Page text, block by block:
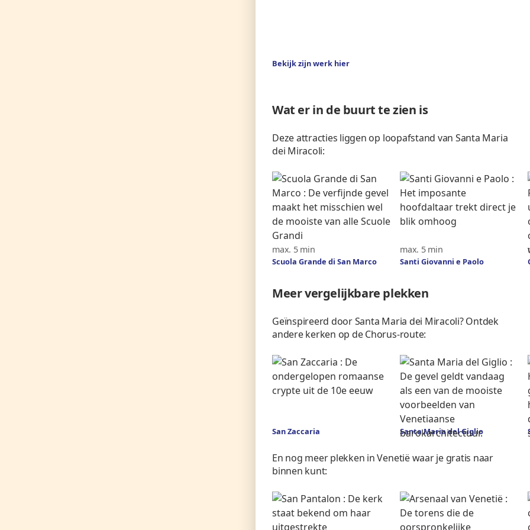
Bekijk zijn werk hier
Wat er in de buurt te zien is
Deze attracties liggen op loopafstand van Santa Maria
dei Miracoli:
max. 5 min
Scuola Grande di San Marco
max. 5 min
Santi Giovanni e Paolo
Meer vergelijkbare plekken
Geïnspireerd door Santa Maria dei Miracoli? Ontdek
andere kerken op de Chorus-route:
San Zaccaria Santa Maria del Giglio
En nog meer plekken in Venetië waar je gratis naar
binnen kunt: